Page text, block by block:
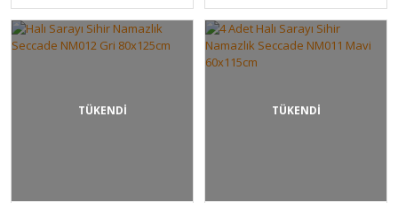
TÜKENDİ TÜKENDİ